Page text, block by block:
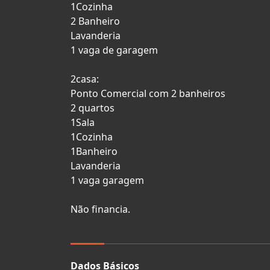
1Cozinha
2 Banheiro
Lavanderia
1 vaga de garagem
2casa:
Ponto Comercial com 2 banheiros
2 quartos
1Sala
1Cozinha
1Banheiro
Lavanderia
1 vaga garagem
Não financia.
Dados Básicos